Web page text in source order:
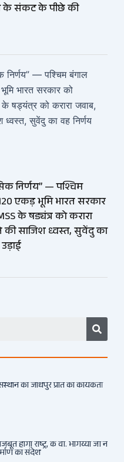
के संकट के पीछे की
निर्णय” — पश्चिम
एकड़ भूमि भारत सरकार
के षड्यंत्र को करारा
की साजिश ध्वस्त, सुवेंदु का
का जोधपुर प्रांत का कार्यकर्ता
होगा राष्ट्र, के वी. भागैय्या जी ने
का संदेश